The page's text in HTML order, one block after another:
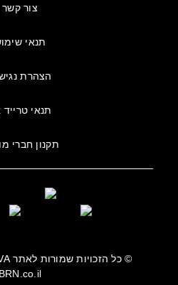
צור קשר
תנאי
הצהרת
תנאי טרייד
תקנון חברי
© כל הזכויות שמורות לאתר
BRN.co.il